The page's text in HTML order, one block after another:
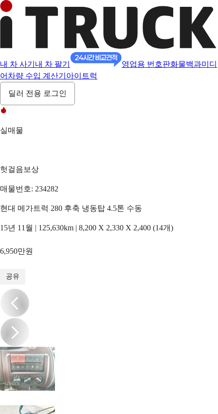
내 차 사기 내 차 팔기 영업용 번호판화물백과미디
어 차량 수입 계산기 아이트럭
딜러 전용 로그인
실매물
헛걸음보상
매물번호: 234282
현대 메가트럭 280 후축 냉동탑 4.5톤 수동
15년 11월 | 125,630km | 8,200 X 2,330 X 2,400 (14개)
6,950만원
공유
/19